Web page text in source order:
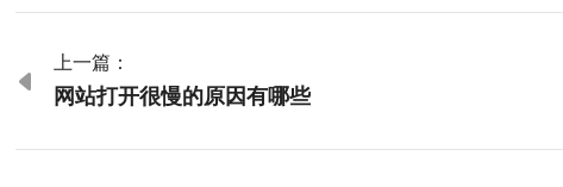

上一篇：
网站打开很慢的原因有哪些